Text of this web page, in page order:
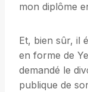
mon diplôme
Et, bien sûr, il
en forme de
demandé le
publique de